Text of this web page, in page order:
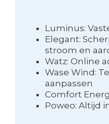
Luminus:
Elegant:
stroom en
Watz: Online
Wase Wind:
aanpassen
Comfort
Poweo: Altijd